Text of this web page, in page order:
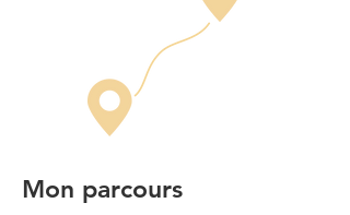
Mon parcours